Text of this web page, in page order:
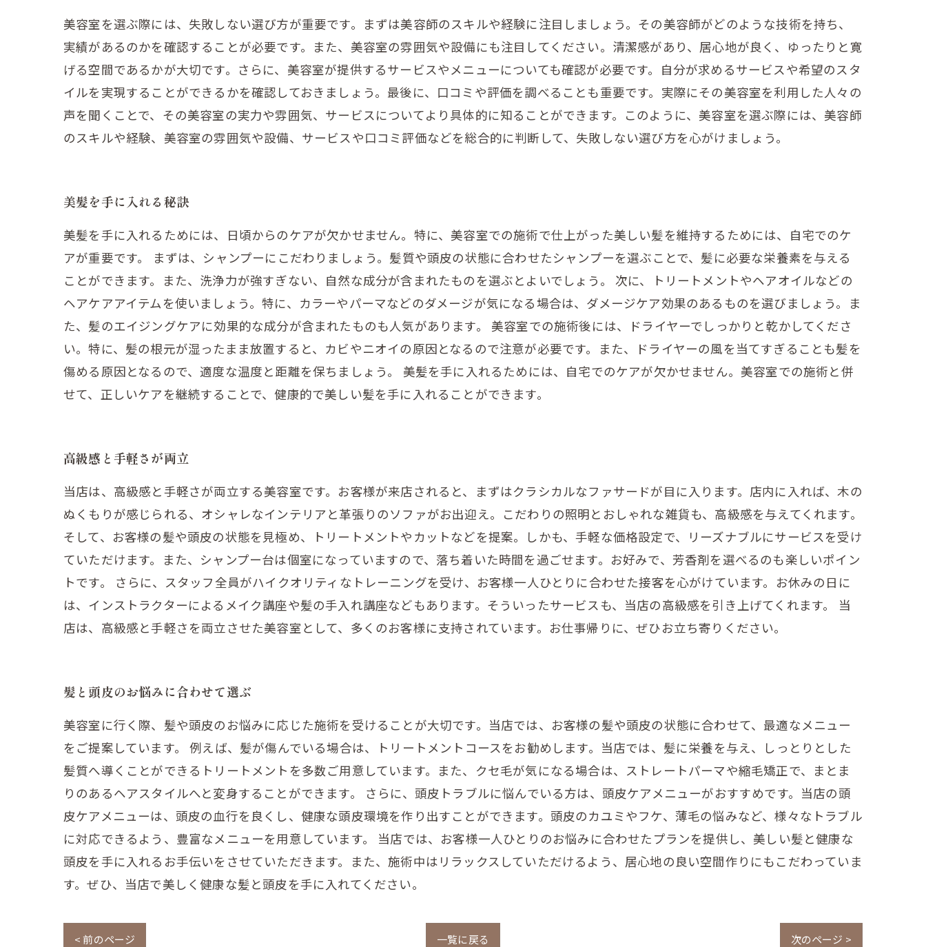
美容室を選ぶ際には、失敗しない選び方が重要です。まずは美容師のスキルや経験に注目しましょう。その美容師がどのような技術を持ち、
実績があるのかを確認することが必要です。また、美容室の雰囲気や設備にも注目してください。清潔感があり、居心地が良く、ゆったりと寛
げる空間であるかが大切です。さらに、美容室が提供するサービスやメニューについても確認が必要です。自分が求めるサービスや希望のスタ
イルを実現することができるかを確認しておきましょう。最後に、口コミや評価を調べることも重要です。実際にその美容室を利用した人々の
声を聞くことで、その美容室の実力や雰囲気、サービスについてより具体的に知ることができます。このように、美容室を選ぶ際には、美容師
のスキルや経験、美容室の雰囲気や設備、サービスや口コミ評価などを総合的に判断して、失敗しない選び方を心がけましょう。
美髪を手に入れる秘訣
美髪を手に入れるためには、日頃からのケアが欠かせません。特に、美容室での施術で仕上がった美しい髪を維持するためには、自宅でのケ
アが重要です。 まずは、シャンプーにこだわりましょう。髪質や頭皮の状態に合わせたシャンプーを選ぶことで、髪に必要な栄養素を与える
ことができます。また、洗浄力が強すぎない、自然な成分が含まれたものを選ぶとよいでしょう。 次に、トリートメントやヘアオイルなどの
ヘアケアアイテムを使いましょう。特に、カラーやパーマなどのダメージが気になる場合は、ダメージケア効果のあるものを選びましょう。ま
た、髪のエイジングケアに効果的な成分が含まれたものも人気があります。 美容室での施術後には、ドライヤーでしっかりと乾かしてくださ
い。特に、髪の根元が湿ったまま放置すると、カビやニオイの原因となるので注意が必要です。また、ドライヤーの風を当てすぎることも髪を
傷める原因となるので、適度な温度と距離を保ちましょう。 美髪を手に入れるためには、自宅でのケアが欠かせません。美容室での施術と併
せて、正しいケアを継続することで、健康的で美しい髪を手に入れることができます。
高級感と手軽さが両立
当店は、高級感と手軽さが両立する美容室です。お客様が来店されると、まずはクラシカルなファサードが目に入ります。店内に入れば、木の
ぬくもりが感じられる、オシャレなインテリアと革張りのソファがお出迎え。こだわりの照明とおしゃれな雑貨も、高級感を与えてくれます。
そして、お客様の髪や頭皮の状態を見極め、トリートメントやカットなどを提案。しかも、手軽な価格設定で、リーズナブルにサービスを受け
ていただけます。また、シャンプー台は個室になっていますので、落ち着いた時間を過ごせます。お好みで、芳香剤を選べるのも楽しいポイン
トです。 さらに、スタッフ全員がハイクオリティなトレーニングを受け、お客様一人ひとりに合わせた接客を心がけています。お休みの日に
は、インストラクターによるメイク講座や髪の手入れ講座などもあります。そういったサービスも、当店の高級感を引き上げてくれます。 当
店は、高級感と手軽さを両立させた美容室として、多くのお客様に支持されています。お仕事帰りに、ぜひお立ち寄りください。
髪と頭皮のお悩みに合わせて選ぶ
美容室に行く際、髪や頭皮のお悩みに応じた施術を受けることが大切です。当店では、お客様の髪や頭皮の状態に合わせて、最適なメニュー
をご提案しています。 例えば、髪が傷んでいる場合は、トリートメントコースをお勧めします。当店では、髪に栄養を与え、しっとりとした
髪質へ導くことができるトリートメントを多数ご用意しています。また、クセ毛が気になる場合は、ストレートパーマや縮毛矯正で、まとま
りのあるヘアスタイルへと変身することができます。 さらに、頭皮トラブルに悩んでいる方は、頭皮ケアメニューがおすすめです。当店の頭
皮ケアメニューは、頭皮の血行を良くし、健康な頭皮環境を作り出すことができます。頭皮のカユミやフケ、薄毛の悩みなど、様々なトラブル
に対応できるよう、豊富なメニューを用意しています。 当店では、お客様一人ひとりのお悩みに合わせたプランを提供し、美しい髪と健康な
頭皮を手に入れるお手伝いをさせていただきます。また、施術中はリラックスしていただけるよう、居心地の良い空間作りにもこだわっていま
す。ぜひ、当店で美しく健康な髪と頭皮を手に入れてください。
< 前のページ 一覧に戻る 次のページ >